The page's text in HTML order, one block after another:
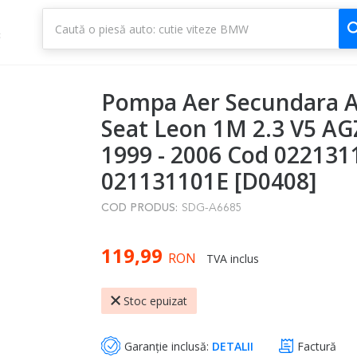
Pompa Aer Secundara
Seat Leon 1M 2.3 V5
1999 - 2006 Cod
021131101E [D0408]
COD PRODUS: SDG-A6685
119,99 RON TVA inclus
Stoc epuizat
Garanție inclusă: DETALII Factură